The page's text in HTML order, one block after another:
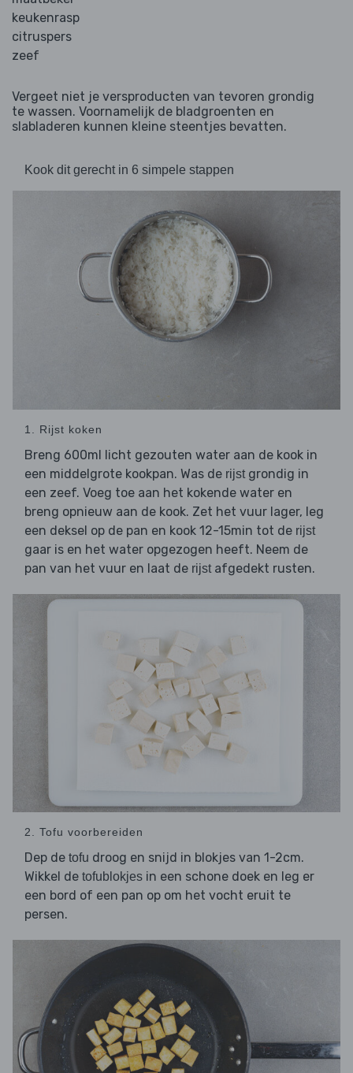
keukenrasp
citruspers
zeef
Vergeet niet je versproducten van tevoren grondig
te wassen. Voornamelijk de bladgroenten en
slabladeren kunnen kleine steentjes bevatten.
Kook dit gerecht in 6 simpele stappen
1. Rijst koken
Breng 600ml licht gezouten water aan de kook in
een middelgrote kookpan. Was de rijst grondig in
een zeef. Voeg toe aan het kokende water en
breng opnieuw aan de kook. Zet het vuur lager, leg
een deksel op de pan en kook 12-15min tot de rijst
gaar is en het water opgezogen heeft. Neem de
pan van het vuur en laat de rijst afgedekt rusten.
2. Tofu voorbereiden
Dep de tofu droog en snijd in blokjes van 1-2cm.
Wikkel de tofublokjes in een schone doek en leg er
een bord of een pan op om het vocht eruit te
persen.